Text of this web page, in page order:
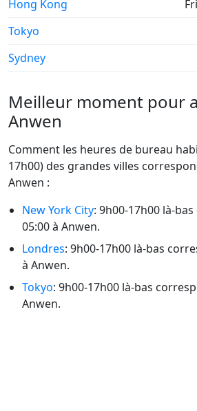
Hong Kong
Tokyo
Sydney
Meilleur moment pour
Anwen
Comment les heures de bureau
17h00) des grandes villes
Anwen :
New York City: 9h00-17h00 là-
05:00 à Anwen.
Londres: 9h00-17h00 là-bas
à Anwen.
Tokyo: 9h00-17h00 là-bas
Anwen.